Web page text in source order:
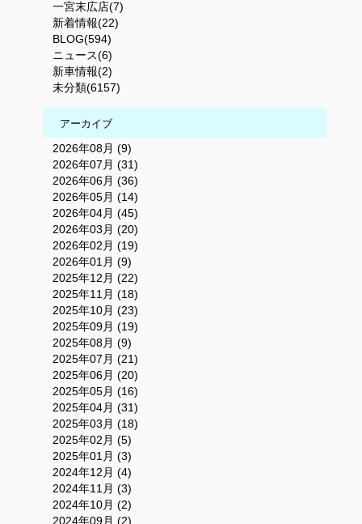
一宮末広店(7)
新着情報(22)
BLOG(594)
ニュース(6)
新車情報(2)
未分類(6157)
アーカイブ
2026年08月 (9)
2026年07月 (31)
2026年06月 (36)
2026年05月 (14)
2026年04月 (45)
2026年03月 (20)
2026年02月 (19)
2026年01月 (9)
2025年12月 (22)
2025年11月 (18)
2025年10月 (23)
2025年09月 (19)
2025年08月 (9)
2025年07月 (21)
2025年06月 (20)
2025年05月 (16)
2025年04月 (31)
2025年03月 (18)
2025年02月 (5)
2025年01月 (3)
2024年12月 (4)
2024年11月 (3)
2024年10月 (2)
2024年09月 (2)